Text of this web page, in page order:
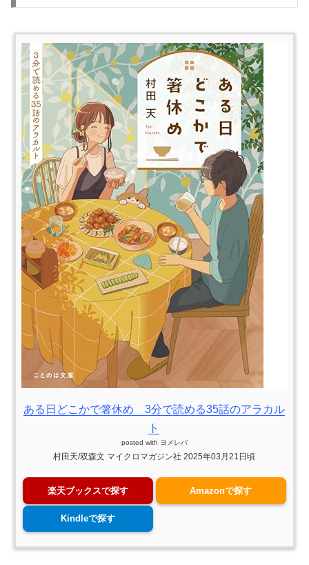
ある日どこかで箸休め 3分で読める35話のアラカル
ト
posted with ヨメレバ
村田天/双森文 マイクロマガジン社 2025年03月21日頃
楽天ブックスで探す Amazonで探す
Kindleで探す